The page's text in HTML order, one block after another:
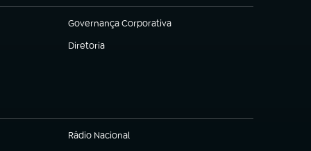
Governança Corporativa
(abre em nova aba)
Diretoria
(abre em nova aba)
Rádio Nacional